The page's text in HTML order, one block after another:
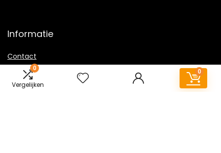
0
Vergelijken
0
Informatie
Contact
Klantenservice
Over ons